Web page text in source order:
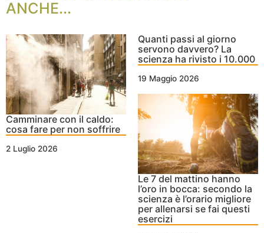
ANCHE...
Camminare con il caldo:
cosa fare per non soffrire
2 Luglio 2026
Quanti passi al giorno
servono davvero? La
scienza ha rivisto i 10.000
19 Maggio 2026
Le 7 del mattino hanno
l’oro in bocca: secondo la
scienza è l’orario migliore
per allenarsi se fai questi
esercizi